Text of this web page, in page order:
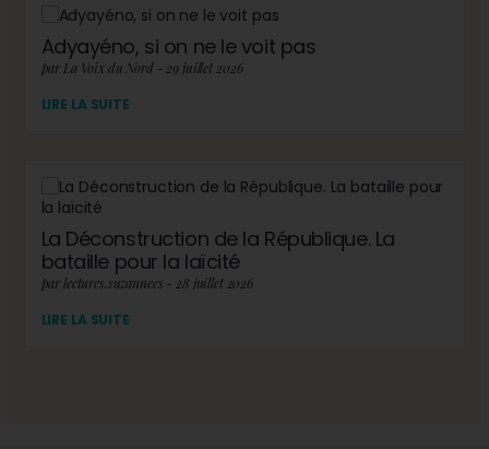
Adyayéno, si on ne le voit pas
par La Voix du Nord - 29 juillet 2026
LIRE LA SUITE
La Déconstruction de la République. La
bataille pour la laïcité
par lectures.suzannees - 28 juillet 2026
LIRE LA SUITE